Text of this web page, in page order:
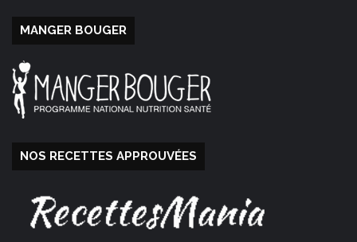
MANGER BOUGER
NOS RECETTES APPROUVÉES